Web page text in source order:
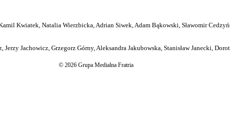
Kwiatek, Natalia Wierzbicka, Adrian Siwek, Adam Bąkowski, Sławomir
Jachowicz, Grzegorz Górny, Aleksandra Jakubowska, Stanisław Janecki,
© 2026 Grupa Medialna Fratria